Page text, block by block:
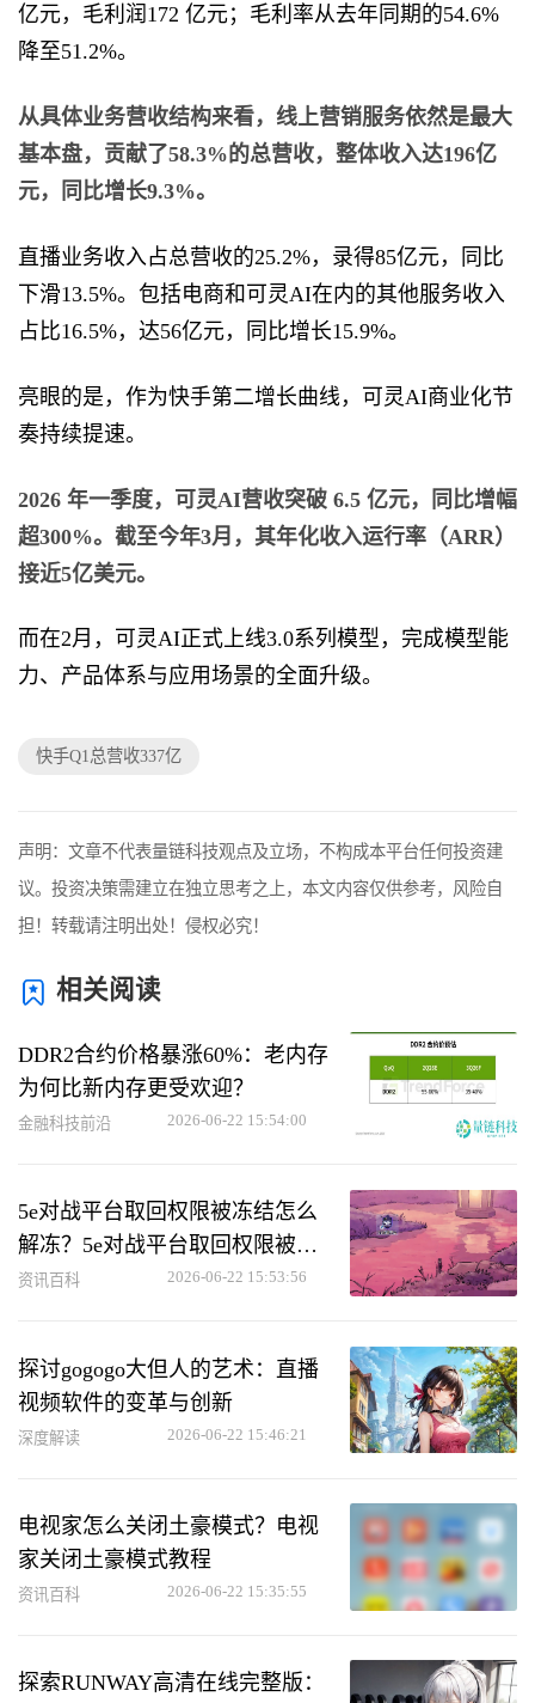
亿元，毛利润172 亿元；毛利率从去年同期的54.6%
降至51.2%。
从具体业务营收结构来看，线上营销服务依然是最大
基本盘，贡献了58.3%的总营收，整体收入达196亿
元，同比增长9.3%。
直播业务收入占总营收的25.2%，录得85亿元，同比
下滑13.5%。包括电商和可灵AI在内的其他服务收入
占比16.5%，达56亿元，同比增长15.9%。
亮眼的是，作为快手第二增长曲线，可灵AI商业化节
奏持续提速。
2026 年一季度，可灵AI营收突破 6.5 亿元，同比增幅
超300%。截至今年3月，其年化收入运行率（ARR）
接近5亿美元。
而在2月，可灵AI正式上线3.0系列模型，完成模型能
力、产品体系与应用场景的全面升级。
快手Q1总营收337亿
声明：文章不代表量链科技观点及立场，不构成本平台任何投资建
议。投资决策需建立在独立思考之上，本文内容仅供参考，风险自
担！转载请注明出处！侵权必究！
相关阅读
DDR2合约价格暴涨60%：老内存
为何比新内存更受欢迎？
金融科技前沿 2026-06-22 15:54:00
5e对战平台取回权限被冻结怎么
解冻？5e对战平台取回权限被冻
结解冻方法
资讯百科 2026-06-22 15:53:56
探讨gogogo大但人的艺术：直播
视频软件的变革与创新
深度解读 2026-06-22 15:46:21
电视家怎么关闭土豪模式？电视
家关闭土豪模式教程
资讯百科 2026-06-22 15:35:55
探索RUNWAY高清在线完整版：